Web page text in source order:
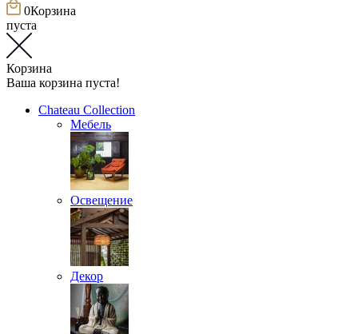
0Корзина
пуста
Корзина
Ваша корзина пуста!
Chateau Collection
Мебель
Освещение
Декор